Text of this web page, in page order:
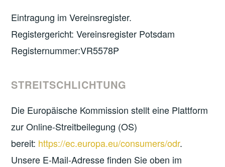
Eintragung im Vereinsregister.
Registergericht: Vereinsregister Potsdam
Registernummer:VR5578P
STREITSCHLICHTUNG
Die Europäische Kommission stellt eine Plattform
zur Online-Streitbeilegung (OS)
bereit: https://ec.europa.eu/consumers/odr.
Unsere E-Mail-Adresse finden Sie oben im